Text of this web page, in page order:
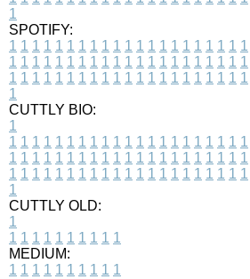
1
SPOTIFY:
1 1 1 1 1 1 1 1 1 1 1 1 1 1 1 1 1 1 1 1 1
1 1 1 1 1 1 1 1 1 1 1 1 1 1 1 1 1 1 1 1 1
1 1 1 1 1 1 1 1 1 1 1 1 1 1 1 1 1 1 1 1 1
1
CUTTLY BIO:
1
1 1 1 1 1 1 1 1 1 1 1 1 1 1 1 1 1 1 1 1 1
1 1 1 1 1 1 1 1 1 1 1 1 1 1 1 1 1 1 1 1 1
1 1 1 1 1 1 1 1 1 1 1 1 1 1 1 1 1 1 1 1 1
1
CUTTLY OLD:
1
1 1 1 1 1 1 1 1 1 1
MEDIUM:
1 1 1 1 1 1 1 1 1 1